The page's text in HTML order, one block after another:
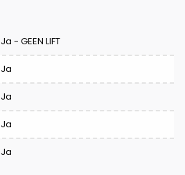
Ja - GEEN LIFT
Ja
Ja
Ja
Ja